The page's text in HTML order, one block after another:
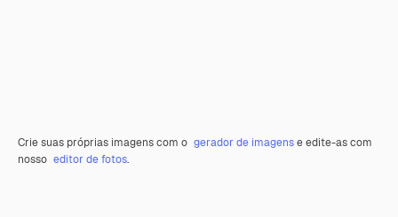
Crie suas próprias imagens com o gerador de imagense edite-as com
nosso editor de fotos.